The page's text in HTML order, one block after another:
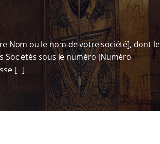
Nom ou le nom de votre société], dont le
Sociétés sous le numéro [Numéro
[…]